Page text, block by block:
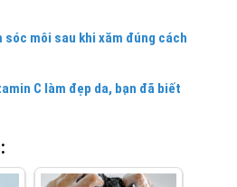
sóc môi sau khi xăm đúng cách
C làm đẹp da, bạn đã biết